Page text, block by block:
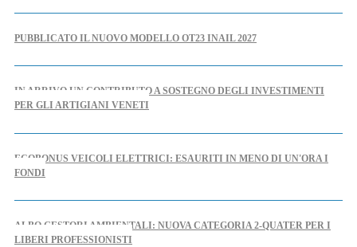
PUBBLICATO IL NUOVO MODELLO OT23 INAIL 2027
IN ARRIVO UN CONTRIBUTO A SOSTEGNO DEGLI INVESTIMENTI
PER GLI ARTIGIANI VENETI
ECOBONUS VEICOLI ELETTRICI: ESAURITI IN MENO DI UN'ORA I
FONDI
ALBO GESTORI AMBIENTALI: NUOVA CATEGORIA 2-QUATER PER I
LIBERI PROFESSIONISTI